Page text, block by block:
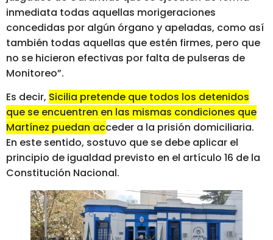
inmediata todas aquellas morigeraciones
concedidas por algún órgano y apeladas, como así
también todas aquellas que estén firmes, pero que
no se hicieron efectivas por falta de pulseras de
Monitoreo”.
Es decir, Sicilia pretende que todos los detenidos
que se encuentren en las mismas condiciones que
Martínez puedan acceder a la prisión domiciliaria.
En este sentido, sostuvo que se debe aplicar el
principio de igualdad previsto en el artículo 16 de la
Constitución Nacional.